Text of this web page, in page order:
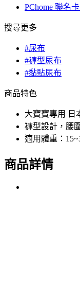
PChome 聯名
搜尋更多
#尿布
#褲型尿布
#黏貼尿布
商品特色
大寶寶專用 日
褲型設計，腰
適用體重：
商品詳情